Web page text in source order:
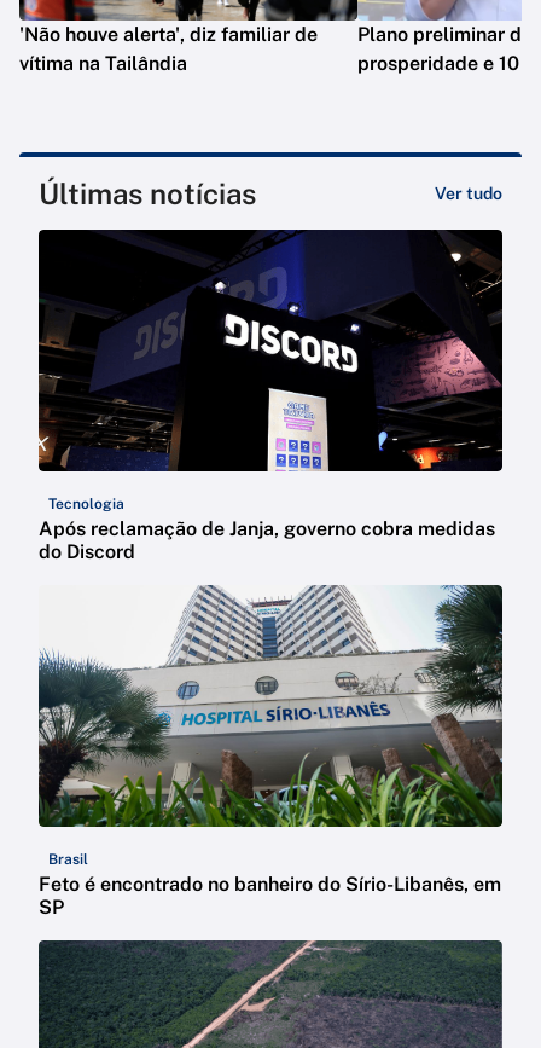
'Não houve alerta', diz familiar de
vítima na Tailândia
Plano preliminar de
prosperidade e 10
Últimas notícias Ver tudo
Tecnologia
Após reclamação de Janja, governo cobra medidas
do Discord
Brasil
Feto é encontrado no banheiro do Sírio-Libanês, em
SP